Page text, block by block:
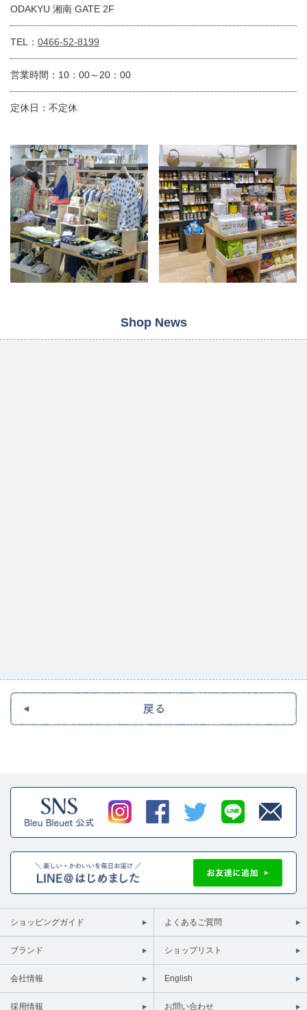
ODAKYU 湘南 GATE 2F
TEL： 0466-52-8199
営業時間：10：00～20：00
定休日：不定休
Shop News
ショッピングガイド よくあるご質問
ブランド ショップリスト
会社情報 English
採用情報 お問い合わせ